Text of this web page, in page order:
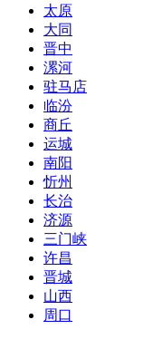
太原
大同
晋中
漯河
驻马店
临汾
商丘
运城
南阳
忻州
长治
济源
三门峡
许昌
晋城
山西
周口